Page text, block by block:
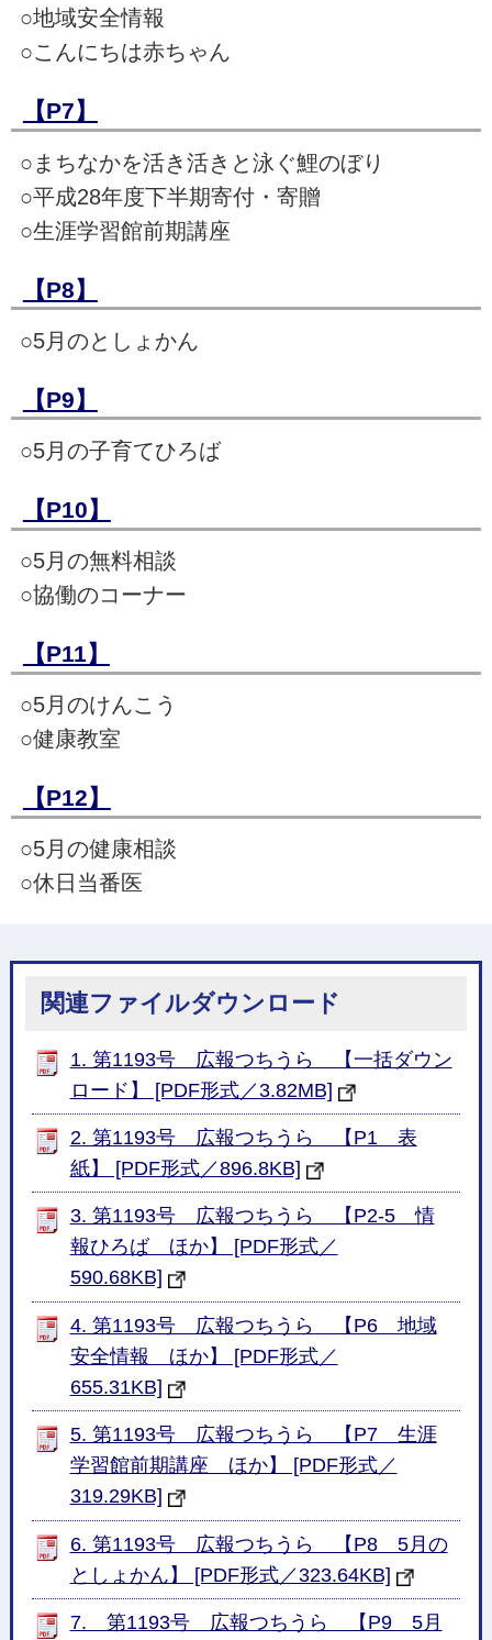
○地域安全情報
○こんにちは赤ちゃん
【P7】
○まちなかを活き活きと泳ぐ鯉のぼり
○平成28年度下半期寄付・寄贈
○生涯学習館前期講座
【P8】
○5月のとしょかん
【P9】
○5月の子育てひろば
【P10】
○5月の無料相談
○協働のコーナー
【P11】
○5月のけんこう
○健康教室
【P12】
○5月の健康相談
○休日当番医
関連ファイルダウンロード
1. 第1193号 広報つちうら 【一括ダウン
ロード】 [PDF形式／3.82MB]
2. 第1193号 広報つちうら 【P1 表
紙】 [PDF形式／896.8KB]
3. 第1193号 広報つちうら 【P2-5 情
報ひろば ほか】 [PDF形式／
590.68KB]
4. 第1193号 広報つちうら 【P6 地域
安全情報 ほか】 [PDF形式／
655.31KB]
5. 第1193号 広報つちうら 【P7 生涯
学習館前期講座 ほか】 [PDF形式／
319.29KB]
6. 第1193号 広報つちうら 【P8 5月の
としょかん】 [PDF形式／323.64KB]
7. 第1193号 広報つちうら 【P9 5月